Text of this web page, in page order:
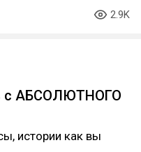
2.9K
с АБСОЛЮТНОГО
истории как вы